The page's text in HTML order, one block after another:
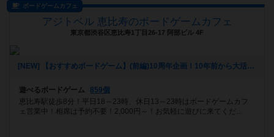
ボードゲームカフェ
アジトベル 恵比寿のボードゲームカフェ
東京都渋谷区恵比寿1丁目26-17 阿部ビル 4F
[NEW] 【おすすめボードゲーム】(前編)10周年企画！10年前から大活躍のボードゲーム【#163】をあげました（2026年08月06日 00時03分）
遊べるボードゲーム
859個
恵比寿駅徒歩8分！平日18～23時、休日13～23時はボードゲームカフ
ェ営業中！相席は予約不要！2,000円～！お気軽に遊びに来てくだ...